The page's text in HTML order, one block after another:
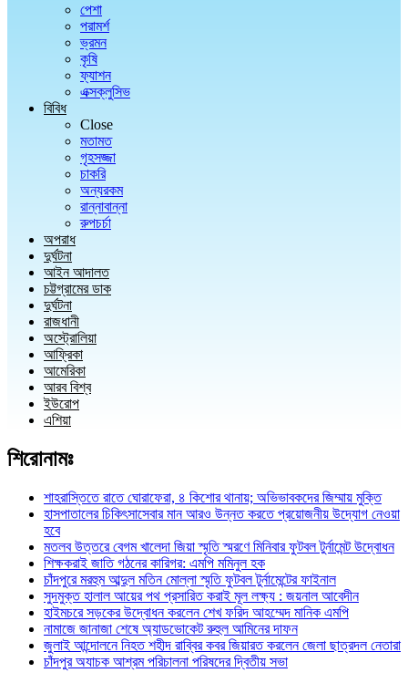
পেশা
পরামর্শ
ভ্রমন
কৃষি
ফ্যাশন
এক্সক্লুসিভ
বিবিধ
Close
মতামত
গৃহসজ্জা
চাকরি
অন্যরকম
রান্নাবান্না
রুপচর্চা
অপরাধ
দুর্ঘটনা
আইন আদালত
চট্টগ্রামের ডাক
দুর্ঘটনা
রাজধানী
অস্ট্রোলিয়া
আফ্রিকা
আমেরিকা
আরব বিশ্ব
ইউরোপ
এশিয়া
শিরোনামঃ
শাহরাস্তিতে রাতে ঘোরাফেরা, ৪ কিশোর থানায়; অভিভাবকদের জিম্মায় মুক্তি
হাসপাতালের চিকিৎসাসেবার মান আরও উন্নত করতে প্রয়োজনীয় উদ্যোগ নেওয়া
হবে
মতলব উত্তরে বেগম খালেদা জিয়া স্মৃতি স্মরণে মিনিবার ফুটবল টুর্নামেন্ট উদ্বোধন
শিক্ষকরাই জাতি গঠনের কারিগর: এমপি মমিনুল হক
চাঁদপুরে মরহুম আব্দুল মতিন মোল্লা স্মৃতি ফুটবল টুর্নামেন্টের ফাইনাল
সুদমুক্ত হালাল আয়ের পথ প্রসারিত করাই মূল লক্ষ্য : জয়নাল আবেদীন
হাইমচরে সড়কের উদ্বোধন করলেন শেখ ফরিদ আহম্মেদ মানিক এমপি
নামাজে জানাজা শেষে অ্যাডভোকেট রুহুল আমিনের দাফন
জুলাই আন্দোলনে নিহত শহীদ রাব্বির কবর জিয়ারত করলেন জেলা ছাত্রদল নেতারা
চাঁদপুর অযাচক আশ্রম পরিচালনা পরিষদের দ্বিতীয় সভা